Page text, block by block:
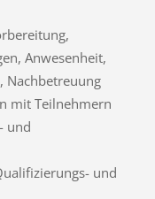
Anwesenheit,
Nachbetreuung
mit Teilnehmern
und
und